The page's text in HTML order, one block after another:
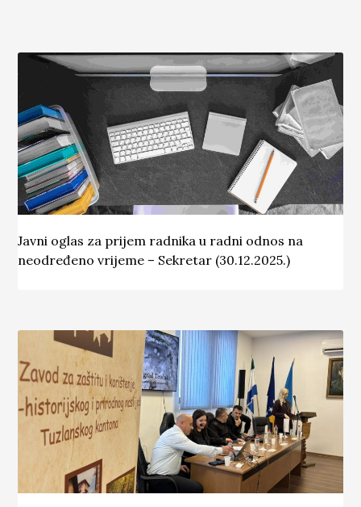
Javni oglas za prijem radnika u radni odnos na
neodređeno vrijeme – Sekretar (30.12.2025.)